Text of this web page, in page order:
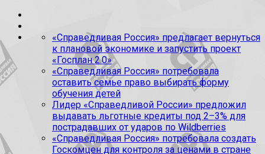
«Справедливая Россия» предлагает вернуться
к плановой экономике и запустить проект
«Госплан 2.0»
«Справедливая Россия» потребовала
оставить семье право выбирать форму
обучения детей
Лидер «Справедливой России» предложил
выдавать льготные кредиты под 2–3% для
пострадавших от ударов по Wildberries
«Справедливая Россия» потребовала создать
Госкомцен для контроля за ценами в стране